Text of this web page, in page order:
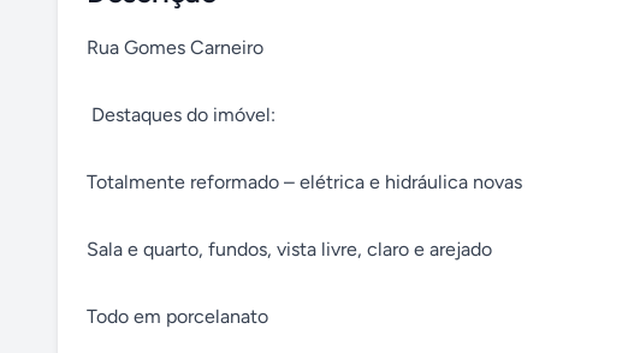
Rua Gomes Carneiro
Totalmente reformado – elétrica e hidráulica novas
Sala e quarto, fundos, vista livre, claro e arejado
Todo em porcelanato